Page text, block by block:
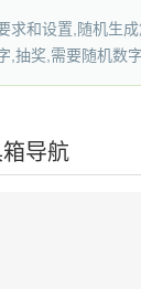
求和设置,随机生
,抽奖,需要随机数
导航